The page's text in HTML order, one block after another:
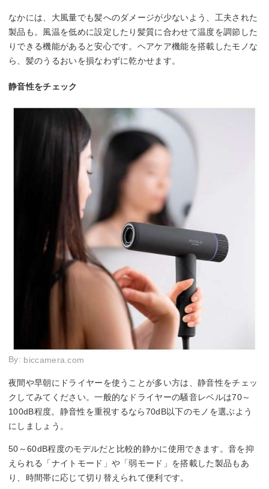
なかには、大風量でも髪へのダメージが少ないよう、工夫された
製品も。風温を低めに設定したり髪質に合わせて温度を調節した
りできる機能があると安心です。ヘアケア機能を搭載したモノな
ら、髪のうるおいを損なわずに乾かせます。
静音性をチェック
By: biccamera.com
夜間や早朝にドライヤーを使うことが多い方は、静音性をチェッ
クしてみてください。一般的なドライヤーの騒音レベルは70～
100dB程度。静音性を重視するなら70dB以下のモノを選ぶよう
にしましょう。
50～60dB程度のモデルだと比較的静かに使用できます。音を抑
えられる「ナイトモード」や「弱モード」を搭載した製品もあ
り、時間帯に応じて切り替えられて便利です。